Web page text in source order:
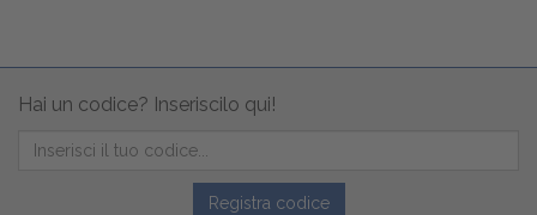
Hai un codice? Inseriscilo qui!
Registra codice